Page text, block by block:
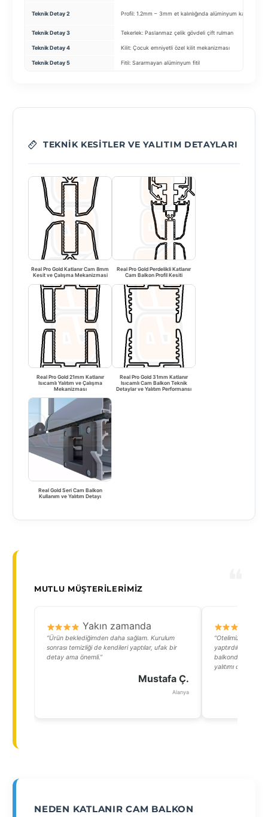
Teknik Detay 2 Profil: 1.2mm – 3mm et kalınlığında alüminyum kasa
Teknik Detay 3 Tekerlek: Paslanmaz çelik gövdeli çift rulman
Teknik Detay 4 Kilit: Çocuk emniyetli özel kilit mekanizması
Teknik Detay 5 Fitil: Sararmayan alüminyum fitil
TEKNIK KESITLER VE YALITIM DETAYLARI
Real Pro Gold Katlanır Cam 8mm
Kesit ve Çalışma Mekanizmasi
Real Pro Gold Perdelikli Katlanır
Cam Balkon Profil Kesiti
Real Pro Gold 21mm Katlanır
Isıcamlı Yalıtım ve Çalışma
Mekanizması
Real Pro Gold 31mm Katlanır
Isıcamlı Cam Balkon Teknik
Detaylar ve Yalıtım Performansı
Real Gold Seri Cam Balkon
Kullanım ve Yalıtım Detayı
MUTLU MÜŞTERILERIMIZ
Yakın zamanda
“Ürün beklediğimden daha sağlam. Kurulum
sonrası temizliği de kendileri yaptılar, ufak bir
detay ama önemli.”
Mustafa Ç.
Alanya
“Otelimizdeki
yaptırdık.
balkonda
yalıtımı da
NEDEN KATLANIR CAM BALKON